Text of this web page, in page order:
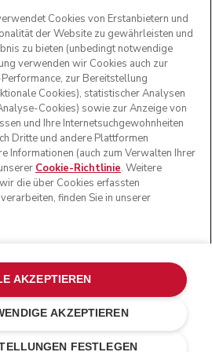
SIE UNS
sind eingetragene
und in anderen Ländern.
Datenschutzerklärung
Cookies von Erstanbietern und
der Website zu gewährleisten und
zu bieten (unbedingt notwendige
verwenden wir Cookies auch zur
zur Bereitstellung
Cookies), statistischer Analysen
Cookies) sowie zur Anzeige von
und Ihre Internetsuchgewohnheiten
Dritte und andere Plattformen
Informationen (auch zum Verwalten Ihrer
Cookie-Richtlinie. Weitere
die über Cookies erfassten
finden Sie in unserer
FESTLEGEN
AKZEPTIEREN
AKZEPTIEREN